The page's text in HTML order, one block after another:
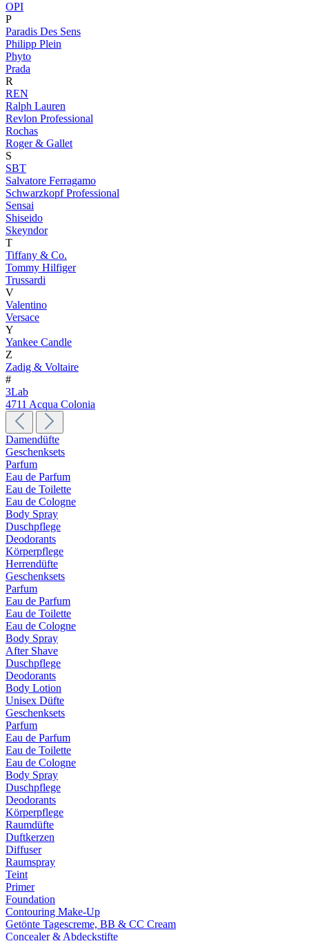
OPI
P
Paradis Des Sens
Philipp Plein
Phyto
Prada
R
REN
Ralph Lauren
Revlon Professional
Rochas
Roger & Gallet
S
SBT
Salvatore Ferragamo
Schwarzkopf Professional
Sensai
Shiseido
Skeyndor
T
Tiffany & Co.
Tommy Hilfiger
Trussardi
V
Valentino
Versace
Y
Yankee Candle
Z
Zadig & Voltaire
#
3Lab
4711 Acqua Colonia
Damendüfte
Geschenksets
Parfum
Eau de Parfum
Eau de Toilette
Eau de Cologne
Body Spray
Duschpflege
Deodorants
Körperpflege
Herrendüfte
Geschenksets
Parfum
Eau de Parfum
Eau de Toilette
Eau de Cologne
Body Spray
After Shave
Duschpflege
Deodorants
Body Lotion
Unisex Düfte
Geschenksets
Parfum
Eau de Parfum
Eau de Toilette
Eau de Cologne
Body Spray
Duschpflege
Deodorants
Körperpflege
Raumdüfte
Duftkerzen
Diffuser
Raumspray
Teint
Primer
Foundation
Contouring Make-Up
Getönte Tagescreme, BB & CC Cream
Concealer & Abdeckstifte